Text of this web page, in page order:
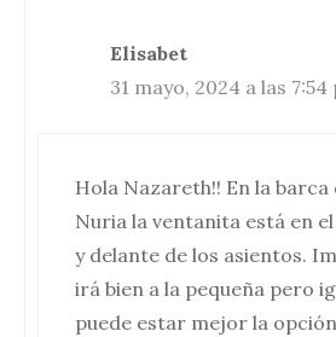
Elisabet
31 mayo, 2024 a las 7:54
Hola Nazareth!! En la barca
Nuria la ventanita está en
y delante de los asientos.
irá bien a la pequeña pero
puede estar mejor la